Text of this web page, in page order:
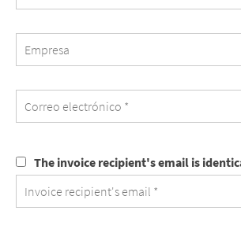
The
invoice
recipient's
email
The invoice recipient's email is